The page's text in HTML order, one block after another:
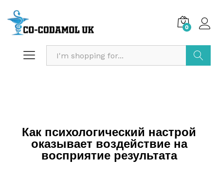
0
Как психологический настрой
оказывает воздействие на
восприятие результата